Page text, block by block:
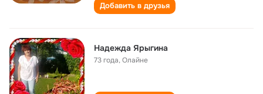
Добавить в друзья
Надежда Ярыгина
73 года,Олайне